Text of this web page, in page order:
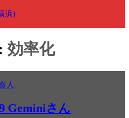
浜)
効率化
人
Geminiさん